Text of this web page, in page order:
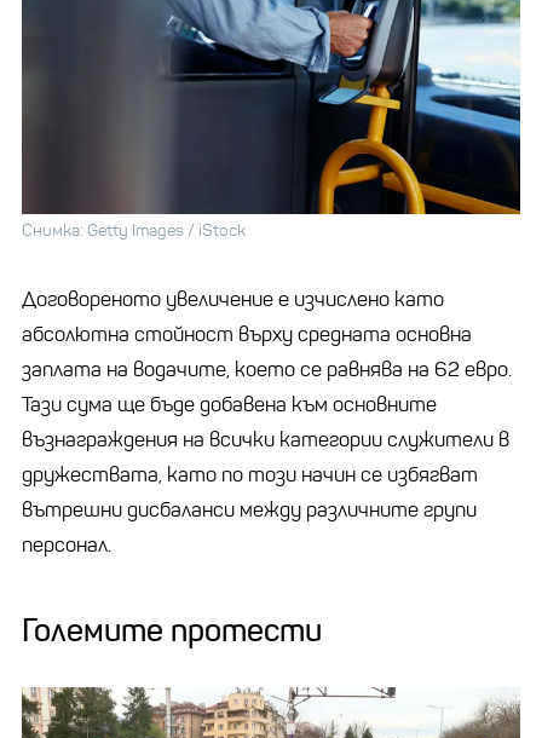
Снимка: Getty Images / iStock
Договореното увеличение е изчислено като
абсолютна стойност върху средната основна
заплата на водачите, което се равнява на 62 евро.
Тази сума ще бъде добавена към основните
възнаграждения на всички категории служители в
дружествата, като по този начин се избягват
вътрешни дисбаланси между различните групи
персонал.
Големите протести